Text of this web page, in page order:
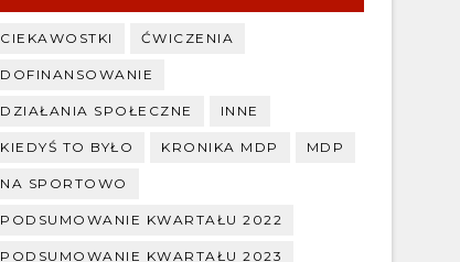
CIEKAWOSTKI ĆWICZENIA
DOFINANSOWANIE
DZIAŁANIA SPOŁECZNE INNE
KIEDYŚ TO BYŁO KRONIKA MDP MDP
NA SPORTOWO
PODSUMOWANIE KWARTAŁU 2022
PODSUMOWANIE KWARTAŁU 2023